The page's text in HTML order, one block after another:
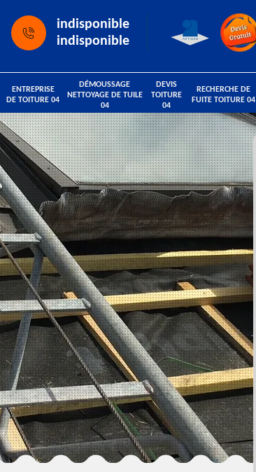
indisponible
indisponible
ENTREPRISE
DE TOITURE 04
DÉMOUSSAGE
NETTOYAGE DE TUILE
04
DEVIS
TOITURE
04
RECHERCHE DE
FUITE TOITURE 04